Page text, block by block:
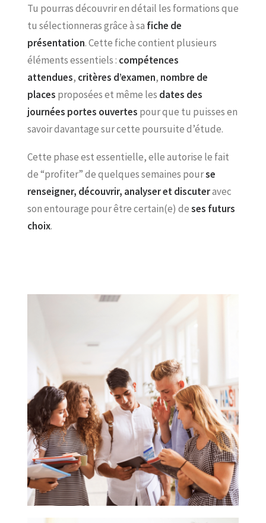
Tu pourras découvrir en détail les formations que
tu sélectionneras grâce à sa fiche de
présentation. Cette fiche contient plusieurs
éléments essentiels : compétences
attendues, critères d’examen, nombre de
places proposées et même les dates des
journées portes ouvertes pour que tu puisses en
savoir davantage sur cette poursuite d’étude.
Cette phase est essentielle, elle autorise le fait
de “profiter” de quelques semaines pourse
renseigner, découvrir, analyser et discuteravec
son entourage pour être certain(e) deses futurs
choix.